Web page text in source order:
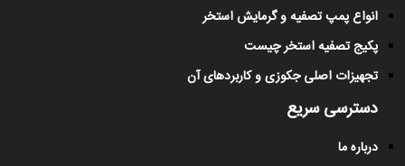
انواع پمپ تصفیه و گرمایش استخر
پکیج تصفیه استخر چیست
تجهیزات اصلی جکوزی و کاربردهای آن
دسترسی سریع
درباره ما